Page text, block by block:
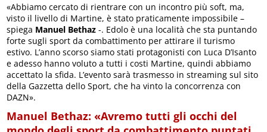
«Abbiamo cercato di rientrare con un incontro più soft, ma,
visto il livello di Martine, è stato praticamente impossibile –
spiega Manuel Bethaz -. Edolo è una località che sta puntando
forte sugli sport da combattimento per attirare il turismo
estivo. L’anno scorso siamo stati protagonisti con Luca D’Isanto
e adesso hanno voluto a tutti i costi Martine, quindi abbiamo
accettato la sfida. L’evento sarà trasmesso in streaming sul sito
della Gazzetta dello Sport, che ha vinto la concorrenza con
DAZN».
Manuel Bethaz: «Avremo tutti gli occhi del